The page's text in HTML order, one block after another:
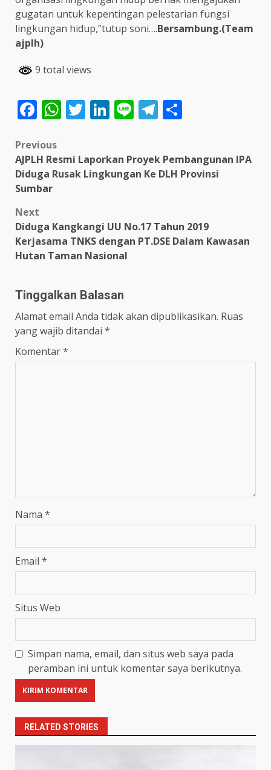
gugatan untuk kepentingan pelestarian fungsi
lingkungan hidup,”tutup soni….Bersambung.(Team
ajplh)
9 total views
Facebook
WhatsApp
Twitter
LinkedIn
LineTelegram
Post
navigation
Previous
AJPLH Resmi Laporkan Proyek Pembangunan IPA
Diduga Rusak Lingkungan Ke DLH Provinsi
Sumbar
Next
Diduga Kangkangi UU No.17 Tahun 2019
Kerjasama TNKS dengan PT.DSE Dalam Kawasan
Hutan Taman Nasional
Tinggalkan Balasan
Alamat email Anda tidak akan dipublikasikan. Ruas
yang wajib ditandai *
Komentar*
Nama *
Email *
Situs Web
Simpan nama, email, dan situs web saya pada
peramban ini untuk komentar saya berikutnya.
RELATED STORIES